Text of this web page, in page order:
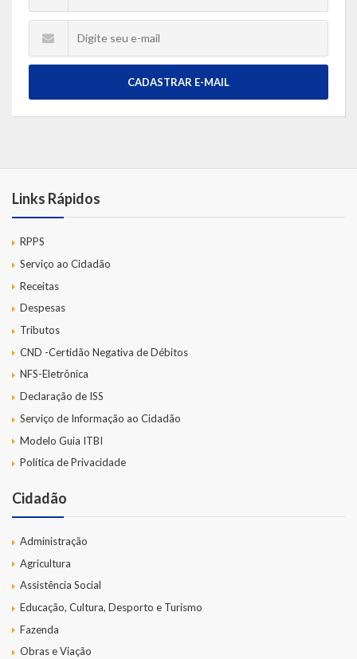
CADASTRAR E-MAIL
Links Rápidos
RPPS
Serviço ao Cidadão
Receitas
Despesas
Tributos
CND -Certidão Negativa de Débitos
NFS-Eletrônica
Declaração de ISS
Serviço de Informação ao Cidadão
Modelo Guia ITBI
Política de Privacidade
Cidadão
Administração
Agricultura
Assistência Social
Educação, Cultura, Desporto e Turismo
Fazenda
Obras e Viação